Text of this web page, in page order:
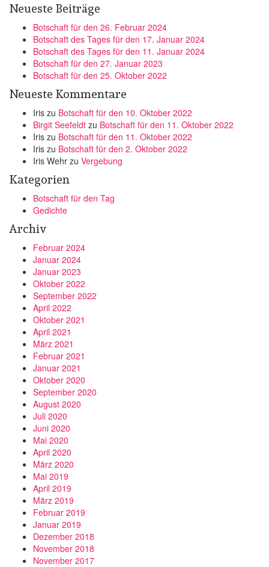
Neueste Beiträge
Botschaft für den 26. Februar 2024
Botschaft des Tages für den 17. Januar 2024
Botschaft des Tages für den 11. Januar 2024
Botschaft für den 27. Januar 2023
Botschaft für den 25. Oktober 2022
Neueste Kommentare
Iris zu Botschaft für den 10. Oktober 2022
Birgit Seefeldt zu Botschaft für den 11. Oktober 2022
Iris zu Botschaft für den 11. Oktober 2022
Iris zu Botschaft für den 2. Oktober 2022
Iris Wehr zu Vergebung
Kategorien
Botschaft für den Tag
Gedichte
Archiv
Februar 2024
Januar 2024
Januar 2023
Oktober 2022
September 2022
April 2022
Oktober 2021
April 2021
März 2021
Februar 2021
Januar 2021
Oktober 2020
September 2020
August 2020
Juli 2020
Juni 2020
Mai 2020
April 2020
März 2020
Mai 2019
April 2019
März 2019
Februar 2019
Januar 2019
Dezember 2018
November 2018
November 2017